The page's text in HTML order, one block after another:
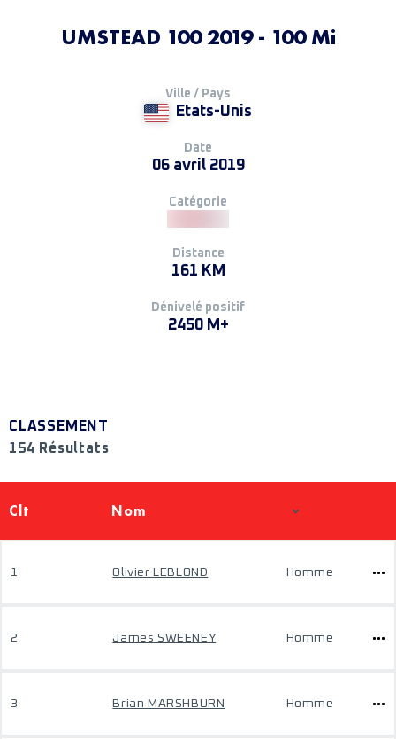
UMSTEAD 100 2019 - 100 Mi
Ville / Pays
Etats-Unis
Date
06 avril 2019
Catégorie
Distance
161 KM
Dénivelé positif
2450 M+
CLASSEMENT
154 Résultats
Clt Nom
1 Olivier LEBLOND Homme
2 James SWEENEY Homme
3 Brian MARSHBURN Homme